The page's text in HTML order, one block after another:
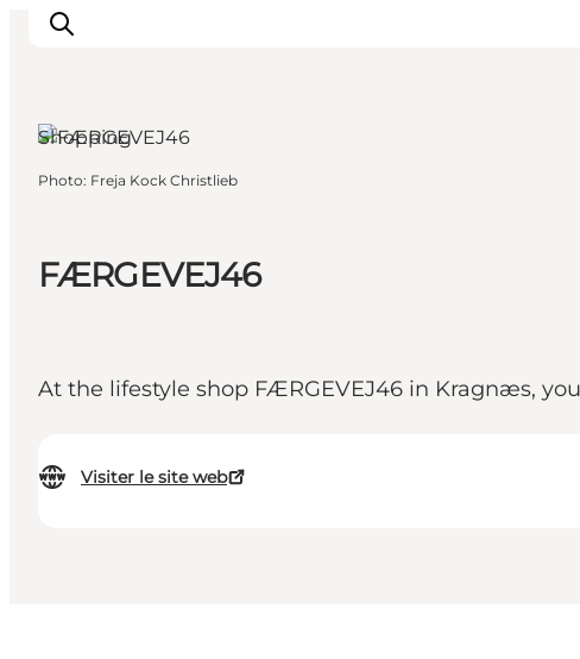
Quoi faire
FÆRGEVEJ46
At the lifestyle shop FÆRGEVEJ46 in Kragnæs,
Visiter le site web
Shopping
Photo: Freja Kock Christlieb